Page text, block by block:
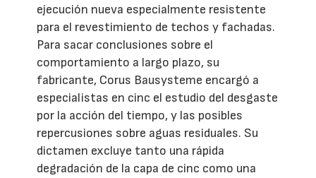
ejecución nueva especialmente resistente
para el revestimiento de techos y fachadas.
Para sacar conclusiones sobre el
comportamiento a largo plazo, su
fabricante, Corus Bausysteme encargó a
especialistas en cinc el estudio del desgaste
por la acción del tiempo, y las posibles
repercusiones sobre aguas residuales. Su
dictamen excluye tanto una rápida
degradación de la capa de cinc como una